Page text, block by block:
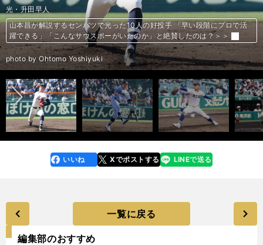
花巻東・佐々木麟太郎
花巻東・佐々木麟太郎が先輩・大谷翔平の姿から学んだこと 最後の夏へ
の思い＞＞
photo by Sasaki Toru
大阪桐蔭・前田悠伍
山本昌が解説するセンバツで光った10人の好投手 「早い段階にプロで活
躍できる」「こんなサウスポーがいたのか」と絶賛したのは？＞＞
photo by Ohtomo Yoshiyuki
報徳学園・盛田智矢
山本昌が解説するセンバツで光った10人の好投手 「早い段階にプロで活
躍できる」「こんなサウスポーがいたのか」と絶賛したのは？＞＞
photo by Ohtomo Yoshiyuki
専大松戸・平野大地
山本昌が解説するセンバツで光った10人の好投手 「早い段階にプロで活
躍できる」「こんなサウスポーがいたのか」と絶賛したのは？＞＞
photo by Ohtomo Yoshiyuki
仙台育英・高橋
山本昌が解説するセンバツで光った10人の好投手 「早い段階にプロで活
躍できる」「こんなサウスポーがいたのか」と絶賛したのは？＞＞
photo by Ohtomo Yoshiyuki
東北・ハッブス大起
山本昌が解説するセンバツで光った10人の好投手 「早い段階にプロで活
躍できる」「こんなサウスポーがいたのか」と絶賛したのは？＞＞
photo by Ohtomo Yoshiyuki
能代松陽・森岡大智
山本昌が解説するセンバツで光った10人の好投手 「早い段階にプロで活
躍できる」「こんなサウスポーがいたのか」と絶賛したのは？＞＞
photo by Ohtomo Yoshiyuki
大阪桐蔭・南恒誠
山本昌が解説するセンバツで光った10人の好投手 「早い段階にプロで活
躍できる」「こんなサウスポーがいたのか」と絶賛したのは？＞＞
photo by Ohtomo Yoshiyuki
光・升田早人
山本昌が解説するセンバツで光った10人の好投手 「早い段階にプロで活
躍できる」「こんなサウスポーがいたのか」と絶賛したのは？＞＞
photo by Ohtomo Yoshiyuki
東海大菅生・日當直喜
山本昌が解説するセンバツで光った10人の好投手 「早い段階にプロで活
躍できる」「こんなサウスポーがいたのか」と絶賛したのは？＞＞
photo by Ohtomo Yoshiyuki
履正社・福田幸之介
山本昌が解説するセンバツで光った10人の好投手 「早い段階にプロで活
躍できる」「こんなサウスポーがいたのか」と絶賛したのは？＞＞
photo by Ohtomo Yoshiyuki
報徳学園・堀柊那
「高校ナンバーワン捕手」は早くも確定か 報徳学園・堀柊那はたしかな技
術と天性の華でドラフト上位候補になる＞＞
photo by Kikuchi Takahiro
横浜高・緒方漣
衝撃の甲子園デビューから１年「こういう選手がいるチームは強い」を体
現する男。横浜・緒方漣を支える反骨心と図太さ＞＞
photo by Ohtomo Yoshiyuki
広陵・真鍋慧
真鍋慧は木製バットでも快打連発 U18日本代表強化合宿で見せた圧倒的パ
フォーマンスにスカウトは何を思う？＞＞
photo by Ohtomo Yoshiyuki
高田高校・中山勝暁
「医師か、プロ野球か」悩めるドラフト候補、三重・高田高校の中山勝暁
が心境を吐露＞＞
photo by Kikuchi Takahiro
昌平・齋藤陽貴
オール５の頭脳で高校日本代表候補にも選出 昌平高校の捕手・齋藤陽貴
は指揮官が惚れ込んだ逸材＞＞
photo by Takagi Yu
仙台育英・高橋煌稀
仙台育英エース・高橋煌稀は藤川球児のストレートを目指す 基準は「育
英ガン」＞＞
photo by Kikuchi Takahiro
仙台育英・湯田統真
仙台育英の最速右腕・湯田統真が153キロに到達した方法 つかんだ理想
のバランス感覚＞＞
photo by Kikuchi Takahiro
仙台育英・仁田陽翔
仙台育英の左腕・仁田陽翔はプロ野球選手を凌ぐ身体能力！ 規格外の数値
を記録＞＞
photo by Taguchi Genki
東邦・宮國凌空
大阪桐蔭・前田悠伍だけじゃない！ 最速151キロの快腕から素材型右腕ま
でセンバツ大注目の好投手10人＞＞
photo by Ohtomo Yoshiyuki
北陸・友廣陸
大阪桐蔭・前田悠伍だけじゃない！ 最速151キロの快腕から素材型右腕ま
でセンバツ大注目の好投手10人＞＞
photo by Ohtomo Yoshiyuki
滝川二・坂井陽翔
ドラフト候補の本音。滝川二の大器・坂井陽翔は「ポテンシャルだけじゃ
意味がない」＞＞
photo by Kikuchi Takahiro
山形中央・武田陸玖
名将・馬淵史郎監督も絶賛の「二刀流」山形中央・武田陸玖 ＞＞
photo by Kikuchi Takahiro
享栄・東松快征
大阪桐蔭・前田悠伍と双璧をなす享栄・東松快征 重量挙げ元日本チャンピ
オンの父から譲り受けたパワーで最速152キロをマーク＞＞
photo by Kikuchi Takahiro
常葉大菊川・鈴木叶
センバツ視察のスカウトが「こんなピッチャーがいたんだ！」と驚いた逸
材は？ 「ドラフト指名確実」と評価急上昇の捕手も＞＞
photo by Ohtomo Yoshiyuki
金光大阪・キャリー・パトリック波也斗
金光大阪、大阪桐蔭、履正社の不思議な三角関係…「２強時代」に待った
をかけるか＞＞
photo by Sankei Visual
日本ウェルネス長野・杉浦匠
坂本勇人級の大型遊撃手が奥信濃にいる！ 日本ウェルネス長野・杉浦匠が
この夏本格化＞＞
東洋大・細野晴希
佐々木朗希、宮城大弥らの「ゴールデンエイジ」にまた逸材左腕 もはや東
洋大・細野晴希は「何球団から１位指名されるか」のレベル＞＞
photo by Kikuchi Takahiro
関西大・有馬諒
関西大の有馬諒が大学ナンバーワン捕手の座へ ライバルには「自分より能
力が高いのは明らか。でも最終的に勝てればいい」＞＞
photo by Kikuchi Takahiro
法政大・今泉颯太
イチローとコンビを組んだ名手も認める能力。ドラフト候補・今泉颯太の
評価が爆上がり中＞＞
photo by Kikuchi Takahiro
平成国際大・冨士隼斗
プロスカウトが絶賛する大学球界の好投手5人。155キロ右腕、タテスラの
使い手など大学日本代表候補合宿で魅せた＞＞
photo by Kikuchi Takahiro
桐蔭横浜大・古謝樹
ドラフト戦線の隠れた実力派 150キロ左腕の桐蔭横浜大・古謝樹は、球速
よりも「球質」で勝負する＞＞
photo by Kikuchi Takahiro
名城大・松本凌人
メジャーを目指す和製イム・チャンヨン 名城大・松本凌人は無念の代表落
選も前を向く＞＞
photo by Kikuchi Takahiro
白鴎大・福島圭音
驚異の８試合20盗塁で首位打者も獲得…白鴎大・福島圭音は快足を武器に
「全国での勝利」と「プロ」を目指す＞＞
photo by Kikuchi Takahiro
上武大・進藤勇也
ドラフト戦線を異次元の強肩で賑わす上武大・進藤勇也 未来の「侍ジャ
パン」正捕手となりえる逸材＞＞
photo by Kikuchi Takahiro
太成学院大・田中大聖
埋もれていた二刀流の超逸材 太成学院大・田中大聖は「バリバリの孤独」
でも最速153キロで俊足強打＞＞
photo by Kikuchi Takahiro
星槎道都大・滝田一希
全日本大学選手権で存在感を示した好投手３人 ポテンシャルは一級品、ド
ラフトで上位指名も…＞＞
photo by Ohtomo Yoshiyuki
東日本国際大・大山凌
全日本大学選手権で存在感を示した好投手３人 ポテンシャルは一級品、ド
ラフトで上位指名も…＞＞
photo by Ohtomo Yoshiyuki
明治大・村田賢一
全日本大学選手権で存在感を示した好投手３人 ポテンシャルは一級品、ド
ラフトで上位指名も…＞＞
photo by Ohtomo Yoshiyuki
立命館大・谷脇弘起
立命館大・谷脇弘起は変化量、曲がり幅を自在に操る「稀代のスライダー
使い」＞＞
photo by Ohtomo Yoshiyuki
青山学院大・常廣羽也斗
青学大・常廣羽也斗は2023年ドラフト戦線のナンバーワン右腕か？ 最速
153キロの快速球、しなやかな投球フォームはまるで岸孝之＞＞
photo by Kikuchi Takahiro
明治大・上田希由翔
＞＞
photo by Ohtomo Yoshiyuki
日本文理大・東門寿哉
自己評価が異様に低いドラフト候補、東門寿哉の実力は「プロの俊足選手
と遜色ない」＞＞
photo by Kikuchi Takahiro
群馬ダイヤモンドペガサス・奥村光一
事実上の引退勧告、指名漏れにも負けず、BC群馬・奥村光一はNPBへ
「ラスト１年、死にものぐるいでやってやる」＞＞
photo by Kikuchi Takahiro
ENEOS・度会隆輝
元ヤクルトの父を持つ度会隆輝はドラフト指名漏れから３年 「走攻守で
はるかに成長してやる」の有言実行で猛アピール＞＞
photo by Kikuchi Takahiro
山梨学院大・宮崎一樹
井端弘和も逸材と認めたドラフト候補 山梨学院大・宮崎一樹の反骨心
中高6年間控えから覚醒＞＞
photo by Takagi Yu
徳島インディゴソックス・井上絢登
「独立のギータ」徳島インディゴソックス・井上絢登を待ち受けるのはプ
ロか、野球引退か＞＞
photo by Kikuchi Takahiro
前へ
faceboo
k
いいね Xでポストする
line LINEで送る
一覧に戻る
編集部のおすすめ